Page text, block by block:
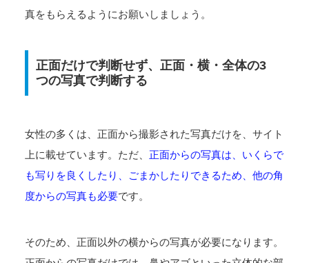
真をもらえるようにお願いしましょう。
正面だけで判断せず、正面・横・全体の3
つの写真で判断する
女性の多くは、正面から撮影された写真だけを、サイト
上に載せています。ただ、 正面からの写真は、いくらで
も写りを良くしたり、ごまかしたりできるため、他の角
度からの写真も必要です。
そのため、正面以外の横からの写真が必要になります。